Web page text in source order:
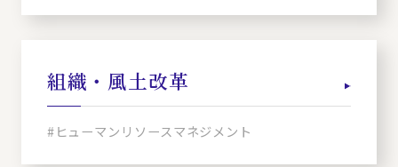
組織・風土改革
#ヒューマンリソースマネジメント